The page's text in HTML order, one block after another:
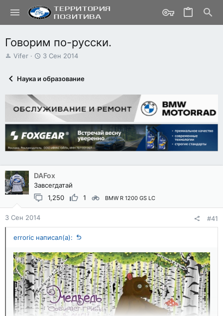
Говорим по-русски.
А
е
ы
Vifer
Д
а
ч
л
а
3 Сен 2014
Наука и образование
DAFox
Завсегдатай
1,250
1 BMW R 1200 GS LC
3 Сен 2014 #41
erroric написал(а):